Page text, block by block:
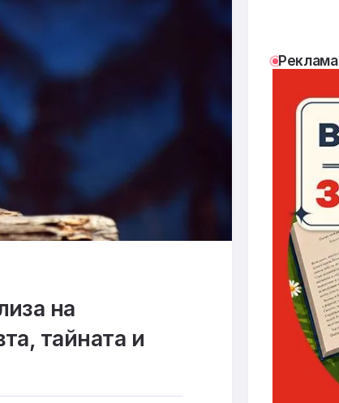
на
тайната и
Реклама